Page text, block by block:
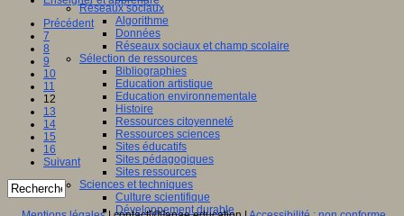
Réseaux sociaux
Algorithme
Données
Réseaux sociaux et champ scolaire
Sélection de ressources
Bibliographies
Education artistique
Education environnementale
Histoire
Ressources citoyenneté
Ressources sciences
Sites éducatifs
Sites pédagogiques
Sites ressources
Sciences et techniques
Culture scientifique
Développement durable
Précédent
7
8
9
10
11
12
13
14
15
16
Suivant